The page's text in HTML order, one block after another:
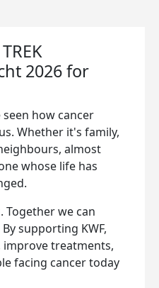
2026 for
seen how cancer
Whether it's family,
almost
whose life has
we can
supporting KWF,
treatments,
facing cancer today